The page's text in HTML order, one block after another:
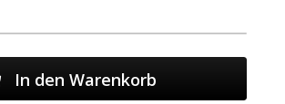
In den Warenkorb